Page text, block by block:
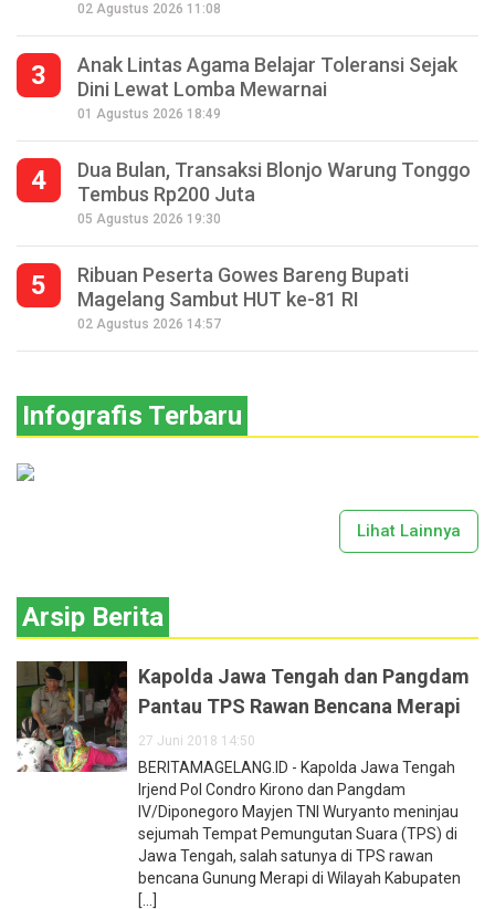
02 Agustus 2026 11:08
3
Anak Lintas Agama Belajar Toleransi Sejak
Dini Lewat Lomba Mewarnai
01 Agustus 2026 18:49
4
Dua Bulan, Transaksi Blonjo Warung Tonggo
Tembus Rp200 Juta
05 Agustus 2026 19:30
5
Ribuan Peserta Gowes Bareng Bupati
Magelang Sambut HUT ke-81 RI
02 Agustus 2026 14:57
Infografis Terbaru
Lihat Lainnya
Arsip Berita
Kapolda Jawa Tengah dan Pangdam
Pantau TPS Rawan Bencana Merapi
27 Juni 2018 14:50
BERITAMAGELANG.ID - Kapolda Jawa Tengah
Irjend Pol Condro Kirono dan Pangdam
IV/Diponegoro Mayjen TNI Wuryanto meninjau
sejumah Tempat Pemungutan Suara (TPS) di
Jawa Tengah, salah satunya di TPS rawan
bencana Gunung Merapi di Wilayah Kabupaten
[...]